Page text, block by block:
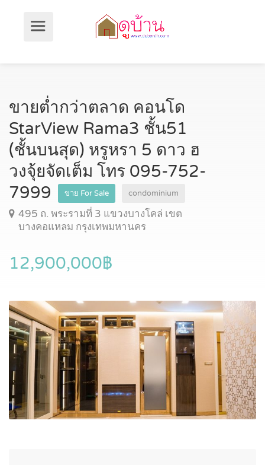
ขายต่ำกว่าตลาด คอนโด
StarView Rama3 ชั้น51
(ชั้นบนสุด) หรูหรา 5 ดาว ฮ
วงจุ้ยจัดเต็ม โทร 095-752-
7999
ขาย For Sale condominium
495 ถ. พระรามที่ 3 แขวงบางโคล่ เขต
บางคอแหลม กรุงเทพมหานคร
12,900,000฿